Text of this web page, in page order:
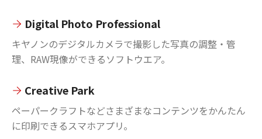
Digital Photo Professional
キヤノンのデジタルカメラで撮影した写真の調整・管
理、RAW現像ができるソフトウエア。
Creative Park
ペーパークラフトなどさまざまなコンテンツをかんたん
に印刷できるスマホアプリ。